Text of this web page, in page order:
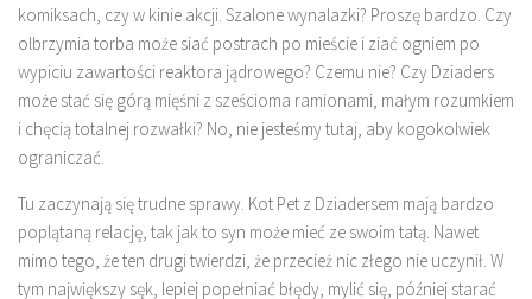
komiksach, czy w kinie akcji. Szalone wynalazki? Proszę bardzo. Czy
olbrzymia torba może siać postrach po mieście i ziać ogniem po
wypiciu zawartości reaktora jądrowego? Czemu nie? Czy Dziaders
może stać się górą mięśni z sześcioma ramionami, małym rozumkiem
i chęcią totalnej rozwałki? No, nie jesteśmy tutaj, aby kogokolwiek
ograniczać.
Tu zaczynają się trudne sprawy. Kot Pet z Dziadersem mają bardzo
poplątaną relację, tak jak to syn może mieć ze swoim tatą. Nawet
mimo tego, że ten drugi twierdzi, że przecież nic złego nie uczynił. W
tym największy sęk, lepiej popełniać błędy, mylić się, później starać